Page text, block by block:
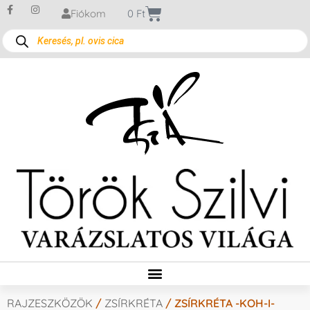
Fiókom 0 Ft
RAJZESZKÖZÖK / ZSÍRKRÉTA / ZSÍRKRÉTA -KOH-I-